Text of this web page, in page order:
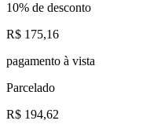
10% de desconto
R$ 175,16
pagamento à vista
Parcelado
R$ 194,62